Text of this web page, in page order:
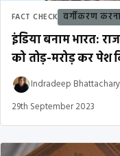
FACT CHECK वर्गीकरण
इंडिया बनाम भारत:
को तोड़-मरोड़ कर पेश
Indradeep
29th September 2023